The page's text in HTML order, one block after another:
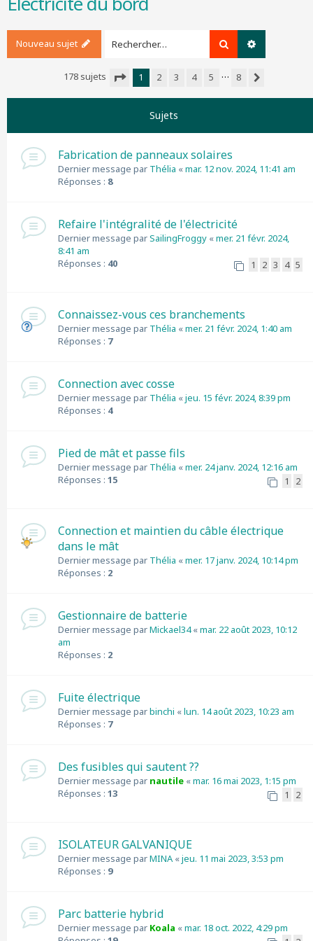
Nouveau sujet Rechercher
178 sujets
1 2 3 4 5 …
8
Sujets
Fabrication de panneaux solaires
Dernier message par Thélia «mar. 12 nov. 2024, 11:41 am
Réponses : 8
Refaire l'intégralité de l'électricité
Dernier message parSailingFroggy «mer. 21 févr. 2024,
8:41 am
Réponses : 40 1 2 3 4 5
Connaissez-vous ces branchements
Dernier message par Thélia «mer. 21 févr. 2024, 1:40 am
Réponses : 7
Connection avec cosse
Dernier message par Thélia «jeu. 15 févr. 2024, 8:39 pm
Réponses : 4
Pied de mât et passe fils
Dernier message par Thélia «mer. 24 janv. 2024, 12:16 am
Réponses : 15 1 2
Connection et maintien du câble électrique
dans le mât
Dernier message par Thélia «mer. 17 janv. 2024, 10:14 pm
Réponses : 2
Gestionnaire de batterie
Dernier message parMickael34«mar. 22 août 2023, 10:12
am
Réponses : 2
Fuite électrique
Dernier message parbinchi «lun. 14 août 2023, 10:23 am
Réponses : 7
Des fusibles qui sautent ??
Dernier message par nautile «mar. 16 mai 2023, 1:15 pm
Réponses : 13 1 2
ISOLATEUR GALVANIQUE
Dernier message parMINA«jeu. 11 mai 2023, 3:53 pm
Réponses : 9
Parc batterie hybrid
Dernier message par Koala «mar. 18 oct. 2022, 4:29 pm